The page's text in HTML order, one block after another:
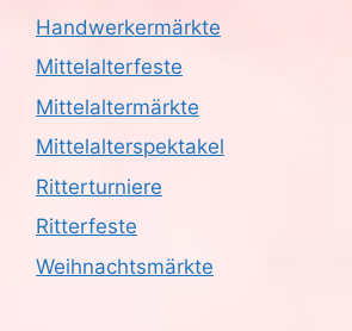
Handwerkermärkte
Mittelalterfeste
Mittelaltermärkte
Mittelalterspektakel
Ritterturniere
Ritterfeste
Weihnachtsmärkte